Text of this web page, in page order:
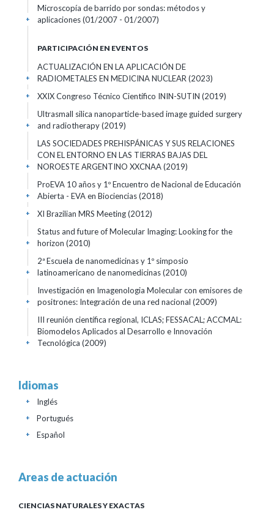
Microscopía de barrido por sondas: métodos y
aplicaciones(01/2007 - 01/2007)
+
PARTICIPACIÓN EN EVENTOS
ACTUALIZACIÓN EN LA APLICACIÓN DE
RADIOMETALES EN MEDICINA NUCLEAR (2023)
+
XXIX Congreso Técnico Científico ININ-SUTIN (2019)
+
Ultrasmall silica nanoparticle-based image guided surgery
and radiotherapy(2019)
+
LAS SOCIEDADES PREHISPÁNICAS Y SUS RELACIONES
CON EL ENTORNO EN LAS TIERRAS BAJAS DEL
NOROESTE ARGENTINO XXCNAA(2019)
+
ProEVA 10 años y 1º Encuentro de Nacional de Educación
Abierta - EVA en Biociencias(2018)
+
XI Brazilian MRS Meeting(2012)
+
Status and future of Molecular Imaging: Looking for the
horizon (2010)
+
2ª Escuela de nanomedicinas y 1º simposio
latinoamericano de nanomedicinas(2010)
+
Investigación en Imagenologia Molecular con emisores de
positrones: Integración de una red nacional (2009)
+
III reunión científica regional, ICLAS; FESSACAL; ACCMAL:
Biomodelos Aplicados al Desarrollo e Innovación
Tecnológica (2009)
+
Idiomas
Inglés
+
Portugués
+
Español
+
Areas de actuación
CIENCIAS NATURALES Y EXACTAS